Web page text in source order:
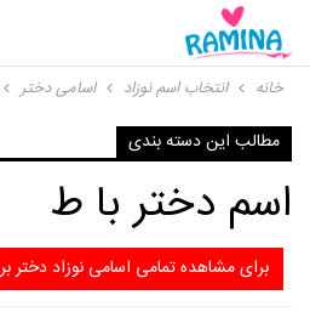
خانه انتخاب اسم نوزاد اسامی دختر
مطالب این دسته بندی
اسم دختر با ط
برای مشاهده تمامی اسامی نوزاد دختر